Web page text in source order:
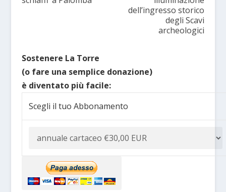
dell’ingresso storico
degli Scavi
archeologici
Sostenere La Torre
(o fare una semplice donazione)
è diventato più facile:
Scegli il tuo Abbonamento